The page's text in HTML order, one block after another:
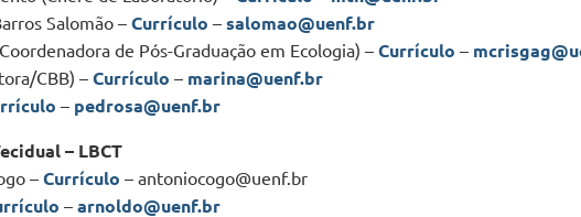
Salomão – Currículo – salomao@uenf.br
de Pós-Graduação em Ecologia) – Currículo –
CBB) – Currículo – marina@uenf.br
– pedrosa@uenf.br
– LBCT
– Currículo – antoniocogo@uenf.br
– arnoldo@uenf.br